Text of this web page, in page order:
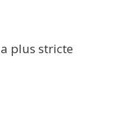
plus stricte